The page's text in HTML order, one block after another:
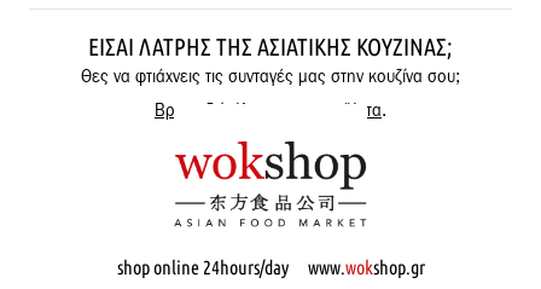
ΕΊΣΑΙ ΛΆΤΡΗΣ ΤΗΣ ΑΣΙΑΤΙΚΉΣ ΚΟΥΖΊΝΑΣ;
Θες να φτιάχνεις τις συνταγές μας στην κουζίνα σου;
Βρες εδώ όλα μας τα προϊόντα.
shop online 24hours/day www.wokshop.gr